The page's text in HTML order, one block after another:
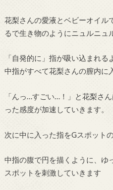
花梨さんの愛液とベビーオイル
るで生き物のようにニュルニュ
「自発的に」指が吸い込まれる
中指がすべて花梨さんの膣内に
「んっ…すごい…！」と花梨さ
った感度が加速していきます。
次に中に入った指をGスポット
中指の腹で円を描くように、ゆ
スポットを刺激していきます